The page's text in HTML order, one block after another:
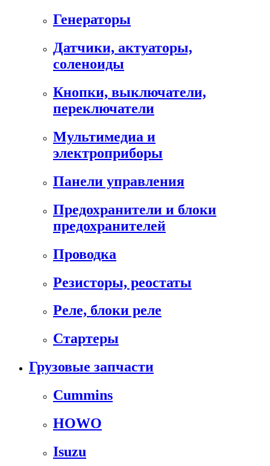
Генераторы
Датчики, актуаторы,
соленоиды
Кнопки, выключатели,
переключатели
Мультимедиа и
электроприборы
Панели управления
Предохранители и блоки
предохранителей
Проводка
Резисторы, реостаты
Реле, блоки реле
Стартеры
Грузовые запчасти
Cummins
HOWO
Isuzu